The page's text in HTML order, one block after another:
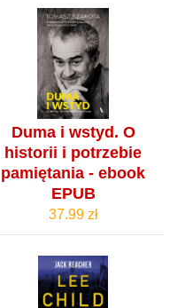
Duma i wstyd. O
historii i potrzebie
pamiętania - ebook
EPUB
37.99 zł